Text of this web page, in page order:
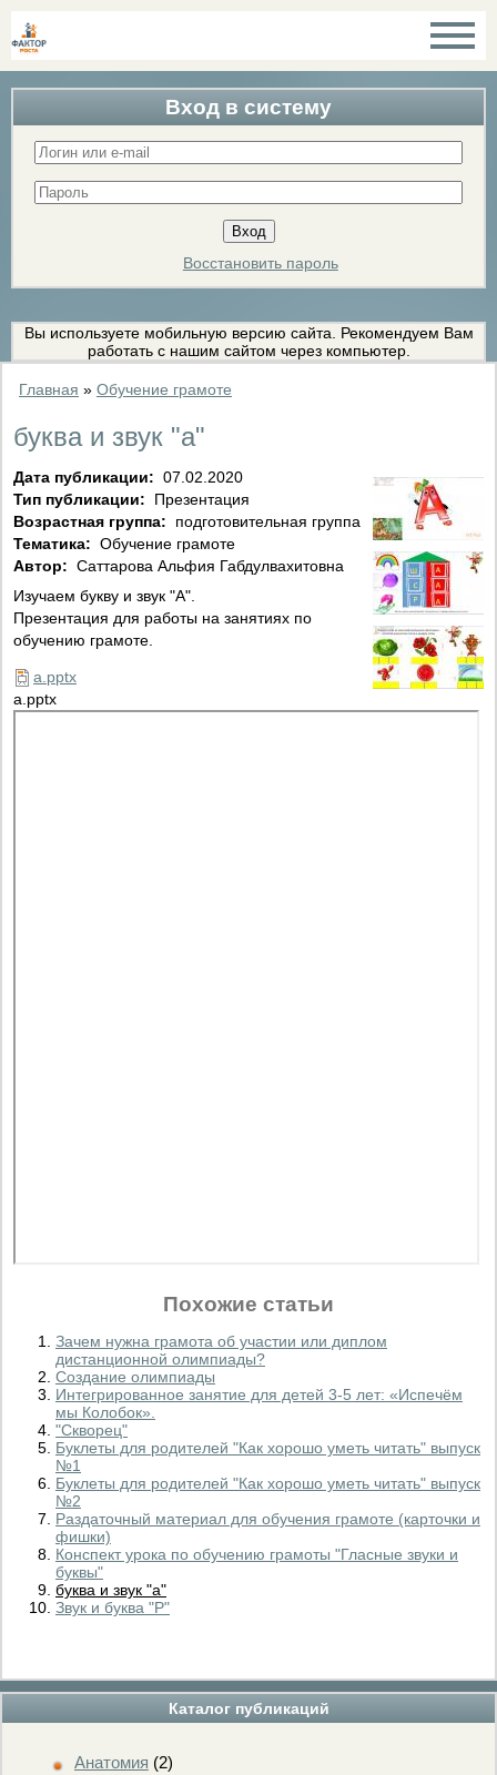
Вход в систему
Восстановить пароль
Вы используете мобильную версию сайта. Рекомендуем Вам
работать с нашим сайтом через компьютер.
Каталог публикаций
Анатомия (2)
Главная » Обучение грамоте
буква и звук "а"
Дата публикации: 07.02.2020
Тип публикации:
Презентация
Возрастная группа:
подготовительная группа
Тематика: Обучение грамоте
Автор: Саттарова Альфия Габдулвахитовна
Изучаем букву и звук "А".
Презентация для работы на занятиях по
обучению грамоте.
a.pptx
a.pptx
Похожие статьи
Зачем нужна грамота об участии или диплом
дистанционной олимпиады?
Создание олимпиады
Интегрированное занятие для детей 3-5 лет: «Испечём
мы Колобок».
"Скворец"
Буклеты для родителей "Как хорошо уметь читать" выпуск
№1
Буклеты для родителей "Как хорошо уметь читать" выпуск
№2
Раздаточный материал для обучения грамоте (карточки и
фишки)
Конспект урока по обучению грамоты "Гласные звуки и
буквы"
буква и звук "а"
Звук и буква "Р"